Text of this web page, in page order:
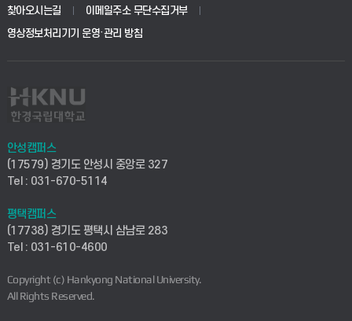
생명공학부
사회안전시스템공학부
컴퓨터응용수학부
ICT로봇기계공학부
전자전기공학부
디자인건축융합학부
교육대학원
학사시스템(전문학사 및 전공심화)
사이버캠퍼스(전문학사 및 전공심화)
시설바로처리서비스
연구실안전관리시스템
산학연구관리시스템
찾아오시는길(평택)
산학협력단
취업지원센터
창업지원센터
현장실습지원센터
찾아오시는길
이메일주소 무단수집거부
영상정보처리기기 운영·관리 방침
안성캠퍼스
(17579) 경기도 안성시 중앙로 327
Tel : 031-670-5114
평택캠퍼스
(17738) 경기도 평택시 삼남로 283
Tel : 031-610-4600
Copyright (c) Hankyong National University.
All Rights Reserved.